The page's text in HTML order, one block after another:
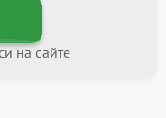
на сайте